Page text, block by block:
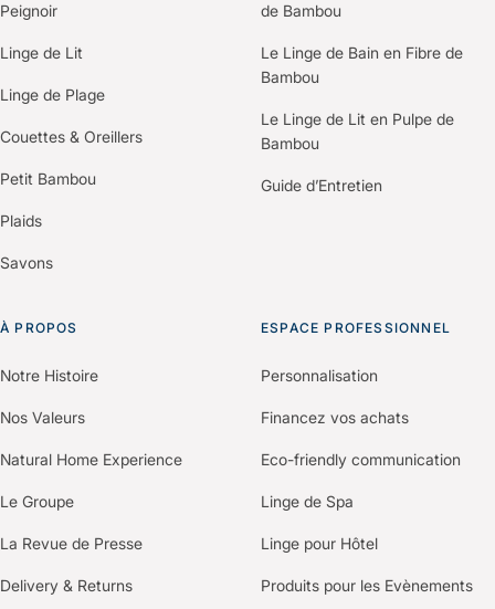
besoins et construire une offre
Peignoir
Linge de Lit
Linge de Plage
Couettes & Oreillers
Petit Bambou
Plaids
Savons
de Bambou
Le Linge de Bain en Fibre de
Bambou
Le Linge de Lit en Pulpe de
Bambou
Guide d’Entretien
À PROPOS
Notre Histoire
Nos Valeurs
Natural Home Experience
Le Groupe
La Revue de Presse
Delivery & Returns
ESPACE PROFESSIONNEL
Personnalisation
Financez vos achats
Eco-friendly communication
Linge de Spa
Linge pour Hôtel
Produits pour les Evènements